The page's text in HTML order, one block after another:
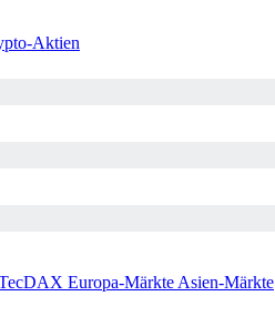
Aktien
Europa-Märkte Asien-Märkte